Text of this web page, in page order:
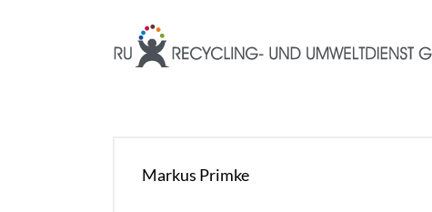
Markus Primke